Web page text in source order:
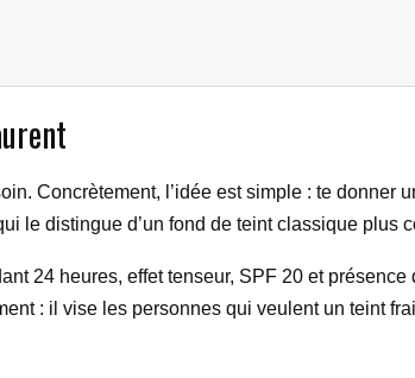
Concrètement, l’idée est simple : te donner
le distingue d’un fond de teint classique plus
24 heures, effet tenseur, SPF 20 et présence
: il vise les personnes qui veulent un teint